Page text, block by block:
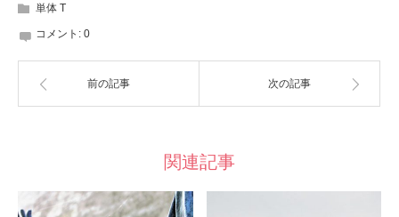
単体 T
コメント: 0
前の記事 次の記事
関連記事